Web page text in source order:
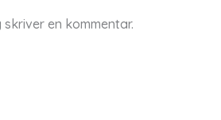
en kommentar.